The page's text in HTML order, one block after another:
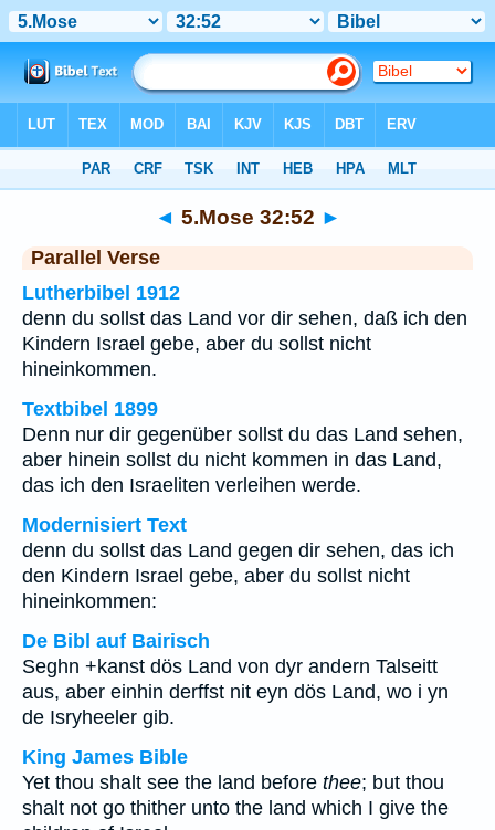
◄ 5.Mose 32:52 ►
Parallel Verse
Lutherbibel 1912
denn du sollst das Land vor dir sehen, daß ich den
Kindern Israel gebe, aber du sollst nicht
hineinkommen.
Textbibel 1899
Denn nur dir gegenüber sollst du das Land sehen,
aber hinein sollst du nicht kommen in das Land,
das ich den Israeliten verleihen werde.
Modernisiert Text
denn du sollst das Land gegen dir sehen, das ich
den Kindern Israel gebe, aber du sollst nicht
hineinkommen:
De Bibl auf Bairisch
Seghn +kanst dös Land von dyr andern Talseitt
aus, aber einhin derffst nit eyn dös Land, wo i yn
de Isryheeler gib.
King James Bible
Yet thou shalt see the land before thee; but thou
shalt not go thither unto the land which I give the